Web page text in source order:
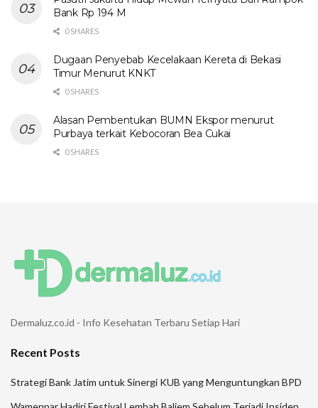
Bank Rp 194 M
0 SHARES
Dugaan Penyebab Kecelakaan Kereta di Bekasi
Timur Menurut KNKT
0 SHARES
Alasan Pembentukan BUMN Ekspor menurut
Purbaya terkait Kebocoran Bea Cukai
0 SHARES
Dermaluz.co.id - Info Kesehatan Terbaru Setiap Hari
Recent Posts
Strategi Bank Jatim untuk Sinergi KUB yang Menguntungkan BPD